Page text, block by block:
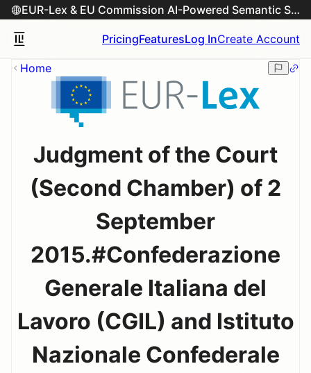
EUR-Lex & EU Commission AI-Powered Semantic Search Engine
PricingFeaturesLog InCreate Account
Home
Judgment of the Court
(Second Chamber) of 2
September
2015.#Confederazione
Generale Italiana del
Lavoro (CGIL) and Istituto
Nazionale Confederale